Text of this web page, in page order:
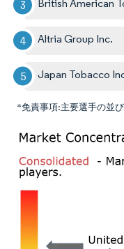
British American
Altria Group Inc.
Japan Tobacco
*免責事項:主要選手の並